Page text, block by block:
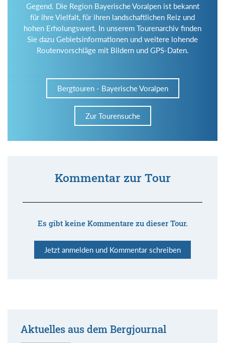
Gegend. Die Region Bayerische Voralpen ist bekannt
für ihre Vielfalt, für ihren landschaftlichen Reiz und
hohen Erholungswert. In unserem Tourenarchiv finden
Sie dazu Gebietsinformationen und weitere lohende
Routenvorschläge mit Bildern und GPS-Daten.
Bergtouren - Bayerische Voralpen
Zur Tourensuche
Kommentar zur Tour
Es gibt keine Kommentare zu dieser Tour.
Jetzt anmelden und Kommentar schreiben
Aktuelles aus dem Bergjournal